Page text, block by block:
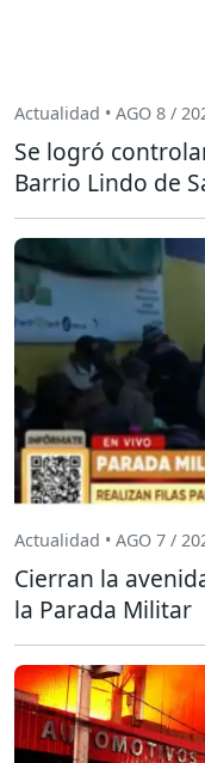
Actualidad • AGO 8 /
Se logró
Barrio Lindo de
Actualidad • AGO 7 /
Cierran la
la Parada Militar